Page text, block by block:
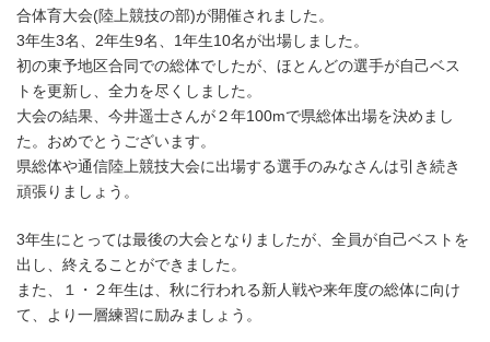
合体育大会(陸上競技の部)が開催されました。
3年生3名、2年生9名、1年生10名が出場しました。
初の東予地区合同での総体でしたが、ほとんどの選手が自己ベス
トを更新し、全力を尽くしました。
大会の結果、今井遥士さんが２年100mで県総体出場を決めまし
た。おめでとうございます。
県総体や通信陸上競技大会に出場する選手のみなさんは引き続き
頑張りましょう。
3年生にとっては最後の大会となりましたが、全員が自己ベストを
出し、終えることができました。
また、１・２年生は、秋に行われる新人戦や来年度の総体に向け
て、より一層練習に励みましょう。